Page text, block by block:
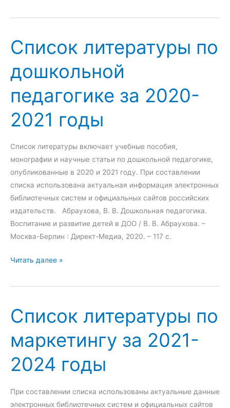
е
д
м
е
н
м
е
н
т
у
з
а
2
2
-
0
4
о
ы
и
о
к
л
и
т
р
т
у
р
ы
п
о
в
о
р
с
н
о
й
с
х
о
Список литературы по
дошкольной
педагогике за 2020-
2021 годы
Список литературы включает учебные пособия,
монографии и научные статьи по дошкольной педагогике,
опубликованные в 2020 и 2021 году. При составлении
списка использована актуальная информация электронных
библиотечных систем и официальных сайтов российских
издательств. Абраухова, В. В. Дошкольная педагогика.
Воспитание и развитие детей в ДОО / В. В. Абраухова. –
Москва-Берлин : Директ-Медиа, 2020. – 117 с.
С
и
о
к
л
и
т
р
Читать далее »
Список литературы по
маркетингу за 2021-
2024 годы
При составлении списка использованы актуальные данные
электронных библиотечных систем и официальных сайтов